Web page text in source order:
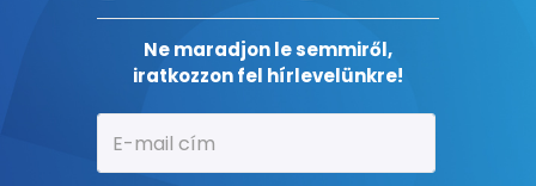
Ne maradjon le semmiről,
iratkozzon fel hírlevelünkre!